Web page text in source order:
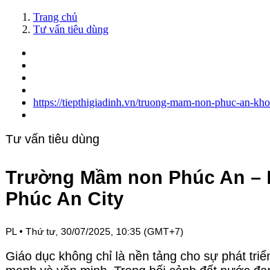
Trang chủ
Tư vấn tiêu dùng
https://tiepthigiadinh.vn/truong-mam-non-phuc-an-
Tư vấn tiêu dùng
Trường Mầm non Phúc An
Phúc An City
PL • Thứ tư, 30/07/2025, 10:35 (GMT+7)
Giáo dục không chỉ là nền tảng cho sự phát